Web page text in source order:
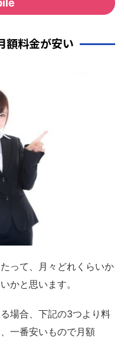
額料金が安い
って、月々どれくらいか
かと思います。
場合、下記の3つより料
一番安いもので月額